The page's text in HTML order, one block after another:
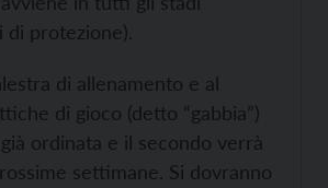
protezione).
di allenamento e al
di gioco (detto “gabbia”)
ordinata e il secondo verrà
settimane. Si dovranno